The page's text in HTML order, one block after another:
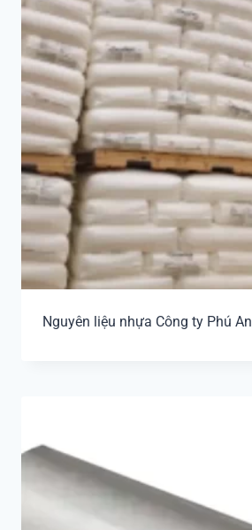
Nguyên liệu nhựa Công ty Phú An